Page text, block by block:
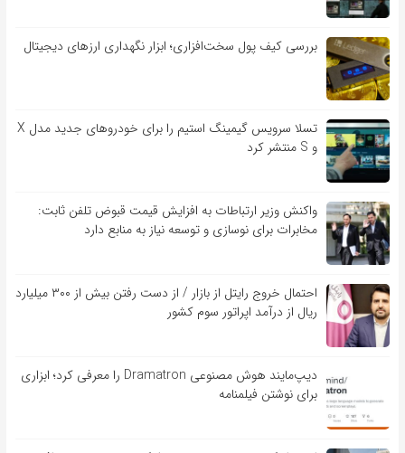
بررسی کیف‌ پول سخت‌افزاری؛ ابزار نگهداری ارزهای دیجیتال
تسلا سرویس گیمینگ استیم را برای خودروهای جدید مدل X
و S منتشر کرد
واکنش وزیر ارتباطات به افزایش قیمت قبوض تلفن ثابت:
مخابرات برای نوسازی و توسعه نیاز به منابع دارد
احتمال خروج رایتل از بازار / از دست رفتن بیش از ۳۰۰ میلیارد
ریال از درآمد اپراتور سوم کشور
دیپ‌مایند هوش مصنوعی Dramatron را معرفی کرد؛ ابزاری
برای نوشتن فیلمنامه